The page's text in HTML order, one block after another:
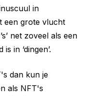
in
een grote vlucht
net zoveel als een
in ‘dingen’.
dan kun je
als NFT's